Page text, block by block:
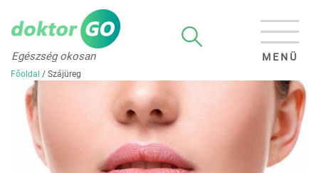
Egészség okosan MENÜ
Főoldal / Szájüreg